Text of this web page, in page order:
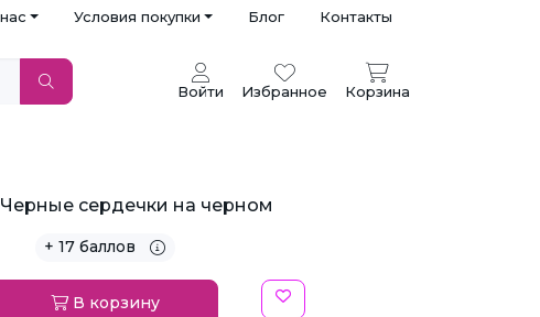
Условия покупки Блог Контакты
Войти Избранное Корзина
Черные сердечки на черном
+ 17 баллов
В корзину